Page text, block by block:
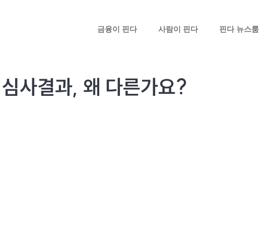
금융이 핀다 사람이 핀다 핀다 뉴스룸
사결과, 왜 다른가요?